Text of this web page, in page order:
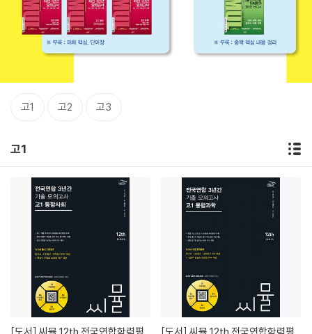
고1 고2 고3
고1
[도서] [도서]